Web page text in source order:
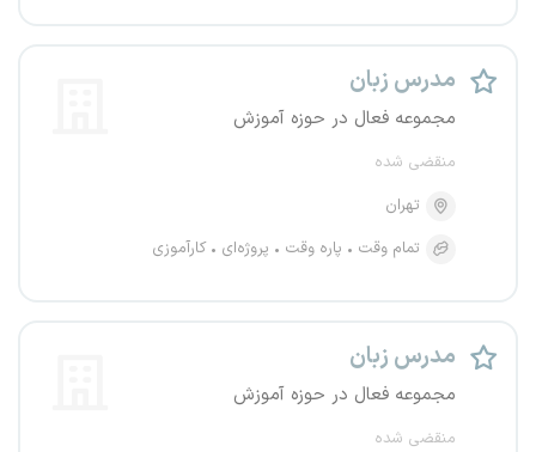
مدرس زبان
مجموعه فعال در حوزه آموزش
منقضی شده
تهران
تمام وقت
پاره وقت پروژه‌ای کارآموزی
مدرس زبان
مجموعه فعال در حوزه آموزش
منقضی شده